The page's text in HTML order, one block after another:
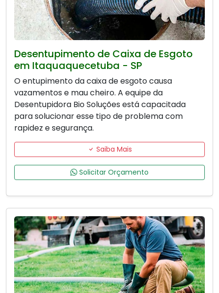
Desentupimento de Caixa de Esgoto
em Itaquaquecetuba - SP
O entupimento da caixa de esgoto causa
vazamentos e mau cheiro. A equipe da
Desentupidora Bio Soluções está capacitada
para solucionar esse tipo de problema com
rapidez e segurança.
Saiba Mais
Solicitar Orçamento